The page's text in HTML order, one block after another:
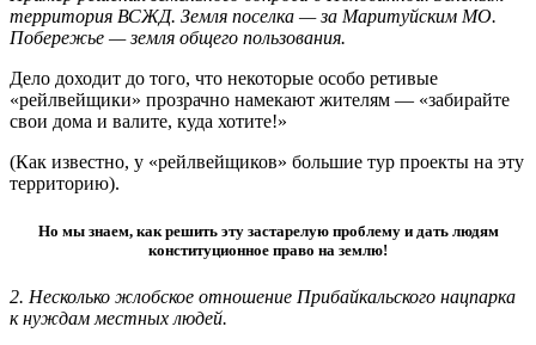
территория ВСЖД. Земля поселка — за Маритуйским МО.
Побережье — земля общего пользования.
Дело доходит до того, что некоторые особо ретивые
«рейлвейщики» прозрачно намекают жителям — «забирайте
свои дома и валите, куда хотите!»
(Как известно, у «рейлвейщиков» большие тур проекты на эту
территорию).
Но мы знаем, как решить эту застарелую проблему и дать людям
конституционное право на землю!
2. Несколько жлобское отношение Прибайкальского нацпарка
к нуждам местных людей.